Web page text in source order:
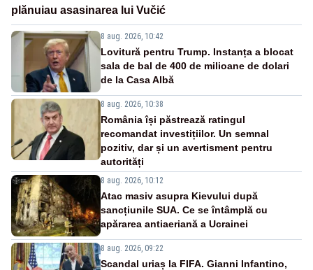
plănuiau asasinarea lui Vučić
8 aug. 2026, 10:42
Lovitură pentru Trump. Instanța a blocat
sala de bal de 400 de milioane de dolari
de la Casa Albă
8 aug. 2026, 10:38
România își păstrează ratingul
recomandat investițiilor. Un semnal
pozitiv, dar și un avertisment pentru
autorități
8 aug. 2026, 10:12
Atac masiv asupra Kievului după
sancțiunile SUA. Ce se întâmplă cu
apărarea antiaeriană a Ucrainei
8 aug. 2026, 09:22
Scandal uriaș la FIFA. Gianni Infantino,